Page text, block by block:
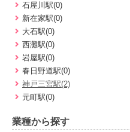
石屋川駅(0)
新在家駅(0)
大石駅(0)
西灘駅(0)
岩屋駅(0)
春日野道駅(0)
神戸三宮駅(2)
元町駅(0)
業種から探す